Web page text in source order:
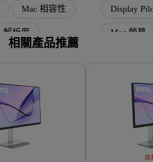
Mac 相容性
解析度
Display
Mac 螢幕
相關產品推薦
店